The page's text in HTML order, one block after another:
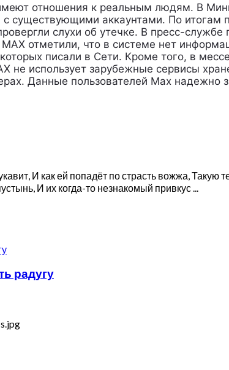
отношения к реальным людям. В
существующими аккаунтами. По
слухи об утечке. В пресс-
отметили, что в системе нет
писали в Сети. Кроме того, в
не использует зарубежные сервисы
Данные пользователей Мах надежно
И как ей попадёт по страсть вожжа, Такую
И их когда-то незнакомый привкус ...
радугу